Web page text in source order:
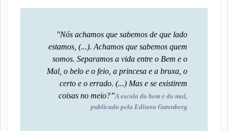
"Nós achamos que sabemos de que lado
estamos, (...). Achamos que sabemos quem
somos. Separamos a vida entre o Bem e o
Mal, o belo e o feio, a princesa e a bruxa, o
certo e o errado. (...) Mas e se existirem
coisas no meio?”A escola do bem e do mal,
publicado pela Editora Gutenberg